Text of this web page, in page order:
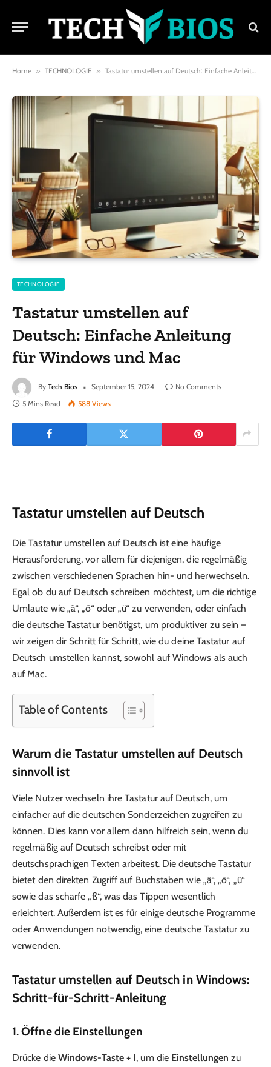
Home » TECHNOLOGIE » Tastatur umstellen auf Deutsch: Einfache Anleitung für Windows und Mac
TECHNOLOGIE
Tastatur umstellen auf
Deutsch: Einfache Anleitung
für Windows und Mac
By Tech Bios September 15, 2024
No Comments
5 Mins Read
588 Views
Tastatur umstellen auf Deutsch
Die Tastatur umstellen auf Deutsch ist eine häufige
Herausforderung, vor allem für diejenigen, die regelmäßig
zwischen verschiedenen Sprachen hin- und herwechseln.
Egal ob du auf Deutsch schreiben möchtest, um die richtige
Umlaute wie „ä“, „ö“ oder „ü“ zu verwenden, oder einfach
die deutsche Tastatur benötigst, um produktiver zu sein –
wir zeigen dir Schritt für Schritt, wie du deine Tastatur auf
Deutsch umstellen kannst, sowohl auf Windows als auch
auf Mac.
Table of Contents
Warum die Tastatur umstellen auf Deutsch
sinnvoll ist
Viele Nutzer wechseln ihre Tastatur auf Deutsch, um
einfacher auf die deutschen Sonderzeichen zugreifen zu
können. Dies kann vor allem dann hilfreich sein, wenn du
regelmäßig auf Deutsch schreibst oder mit
deutschsprachigen Texten arbeitest. Die deutsche Tastatur
bietet den direkten Zugriff auf Buchstaben wie „ä“, „ö“, „ü“
sowie das scharfe „ß“, was das Tippen wesentlich
erleichtert. Außerdem ist es für einige deutsche Programme
oder Anwendungen notwendig, eine deutsche Tastatur zu
verwenden.
Tastatur umstellen auf Deutsch in Windows:
Schritt-für-Schritt-Anleitung
1. Öffne die Einstellungen
Drücke die Windows-Taste + I, um die Einstellungen zu